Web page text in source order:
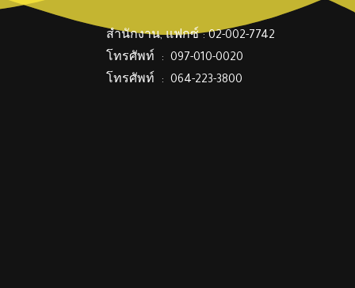
สำนักงาน, แฟกซ์ : 02-002-7742
โทรศัพท์ : 097-010-0020
โทรศัพท์ : 064-223-3800